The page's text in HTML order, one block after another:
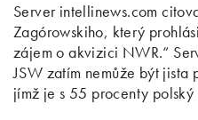
Server intellinews.com
Zagórowskiho, který
zájem o akvizici NWR.“
JSW zatím nemůže být jista
jímž je s 55 procenty polský